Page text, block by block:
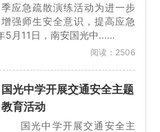
季应急疏散演练活动为进一步
增强师生安全意识，提高应急
5月11日，南安国光中...…
阅读：2506
国光中学开展交通安全主题
教育活动
国光中学开展交通安全主